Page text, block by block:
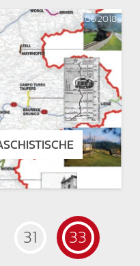
14.06.2018
31 33